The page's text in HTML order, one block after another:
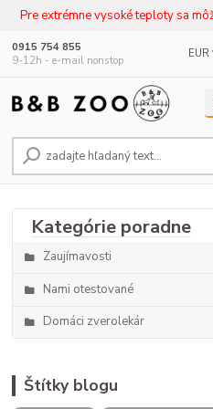
Pre extrémne vysoké teploty sa
EUR
0915 754 855
9-12h - e-mail nonstop
Zaujímavosti
Nami otestované
Domáci zverolekár
Štítky blogu